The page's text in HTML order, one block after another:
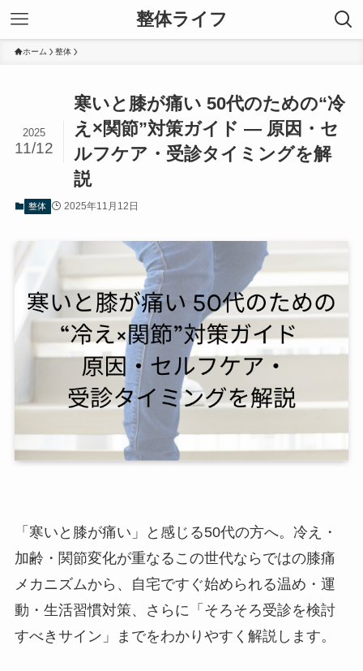
整体ライフ
ホーム 整体
寒いと膝が痛い 50代のための“冷
え×関節”対策ガイド — 原因・セ
ルフケア・受診タイミングを解
説
2025
11/12
整体 2025年11月12日
「寒いと膝が痛い」と感じる50代の方へ。冷え・
加齢・関節変化が重なるこの世代ならではの膝痛
メカニズムから、自宅ですぐ始められる温め・運
動・生活習慣対策、さらに「そろそろ受診を検討
すべきサイン」までをわかりやすく解説します。